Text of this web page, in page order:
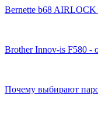
Bernette b68 AIRLOCK
Brother Innov-is F580
Почему выбирают